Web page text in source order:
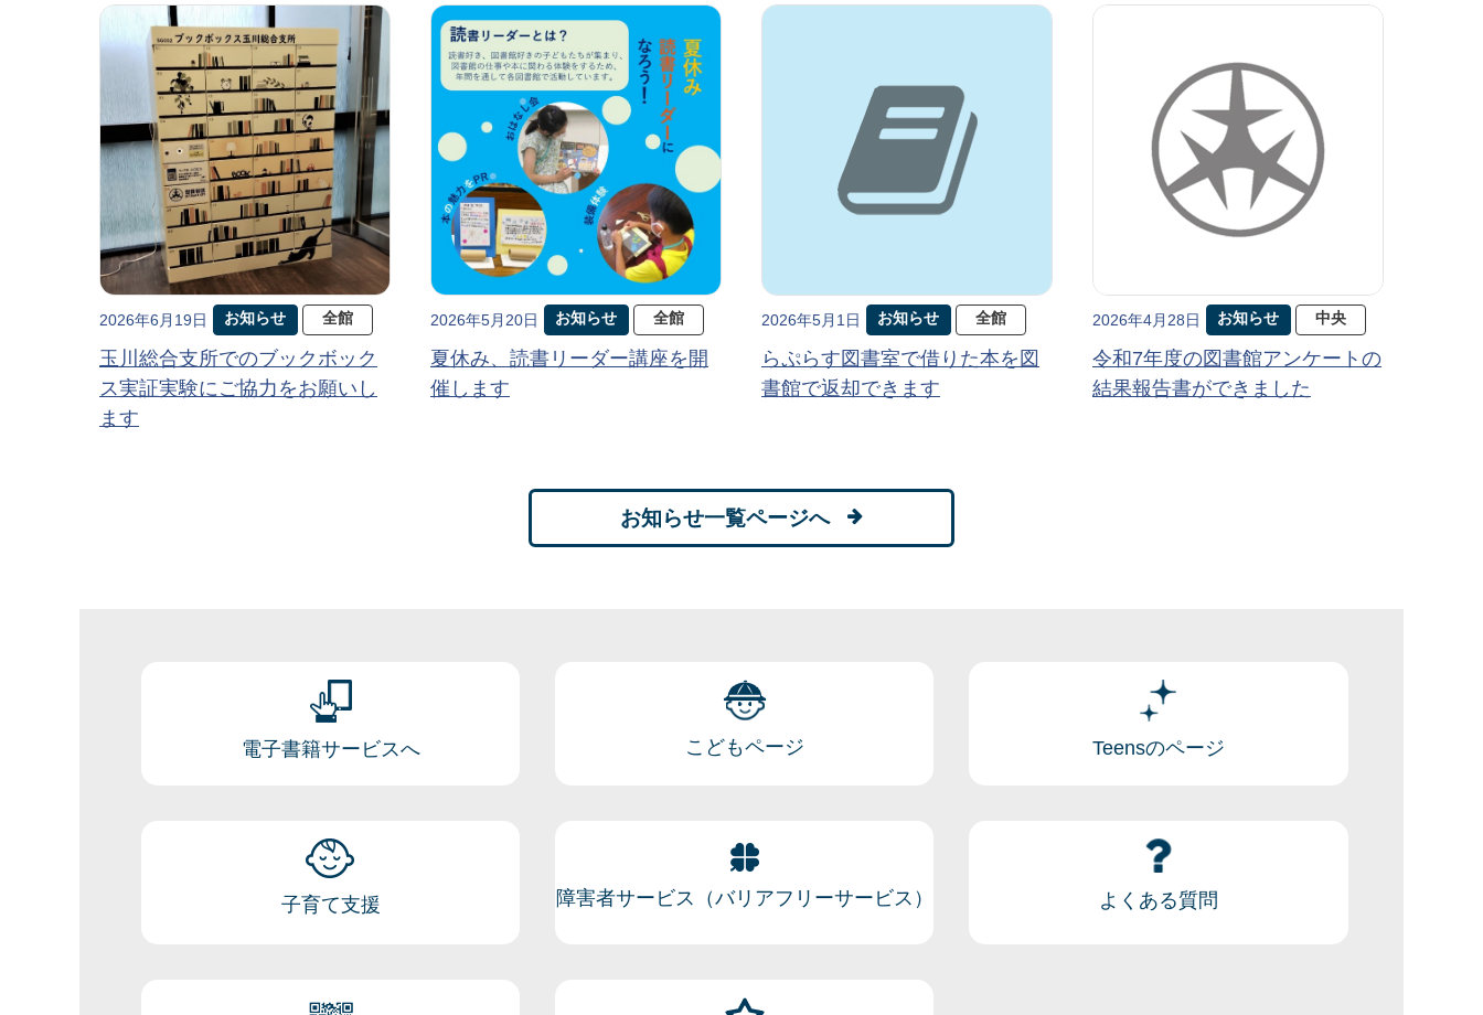
2026年6月19日 お知らせ 全館
玉川総合支所でのブックボック
ス実証実験にご協力をお願いし
ます
2026年5月20日 お知らせ 全館
夏休み、読書リーダー講座を開
催します
2026年5月1日 お知らせ 全館
らぷらす図書室で借りた本を図
書館で返却できます
2026年4月28日 お知らせ 中央
令和7年度の図書館アンケートの
結果報告書ができました
お知らせ一覧ページへ
電子書籍サービスへ こどもページ Teensのページ
子育て支援 障害者サービス（バリアフリーサービス） よくある質問